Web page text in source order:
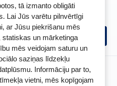
tā izmanto obligāti
Lai Jūs varētu pilnvērtīgi
ar Jūsu piekrišanu mēs
un mārketinga
mēs veidojam saturu un
saziņas līdzekļu
Informāciju par to,
vietni, mēs kopīgojam
noteikumi
uzzina BENU jaunumus!